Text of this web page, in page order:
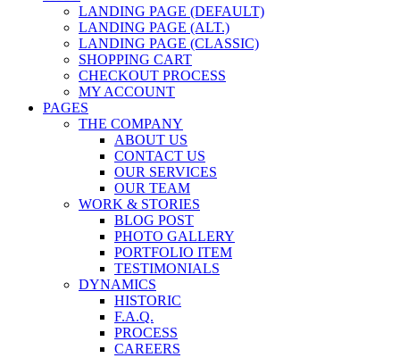
LANDING PAGE (DEFAULT)
LANDING PAGE (ALT.)
LANDING PAGE (CLASSIC)
SHOPPING CART
CHECKOUT PROCESS
MY ACCOUNT
PAGES
THE COMPANY
ABOUT US
CONTACT US
OUR SERVICES
OUR TEAM
WORK & STORIES
BLOG POST
PHOTO GALLERY
PORTFOLIO ITEM
TESTIMONIALS
DYNAMICS
HISTORIC
F.A.Q.
PROCESS
CAREERS